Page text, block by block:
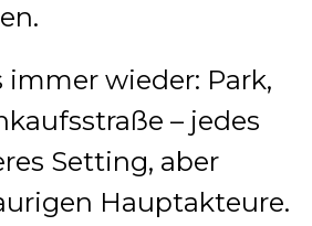
immer wieder: Park,
– jedes
Setting, aber
Hauptakteure.